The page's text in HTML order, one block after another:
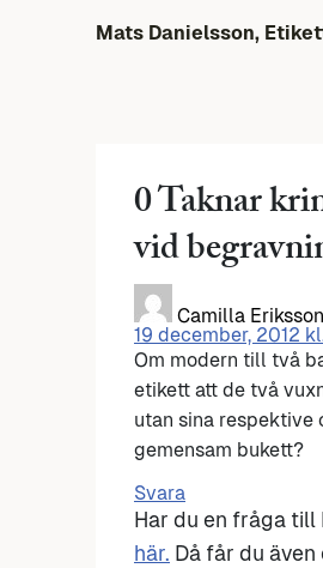
Mats Danielsson,
0 Taknar
vid
Camilla Eriksson
19 december, 2012
Om modern till två
etikett att de två
utan sina respektive
gemensam bukett?
Svara
Har du en fråga
här. Då får du